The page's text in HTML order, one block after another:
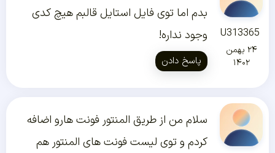
U313365
۲۴ بهمن
۱۴۰۲
بدم اما توی فایل استایل قالبم هیچ کدی
وجود نداره!
پاسخ دادن
سلام من از طریق المنتور فونت هارو اضافه
کردم و توی لیست فونت های المنتور هم